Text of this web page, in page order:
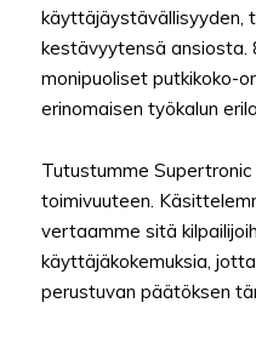
käyttäjäystävällisyyden,
kestävyytensä ansiosta.
monipuoliset putkikoko-
erinomaisen työkalun
Tutustumme Supertronic
toimivuuteen.
vertaamme sitä
käyttäjäkokemuksia,
perustuvan päätöksen